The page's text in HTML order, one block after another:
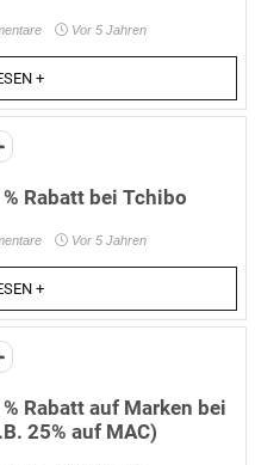
Vor 5 Jahren
+
% Rabatt bei Tchibo
Vor 5 Jahren
+
Rabatt auf Marken bei
25% auf MAC)